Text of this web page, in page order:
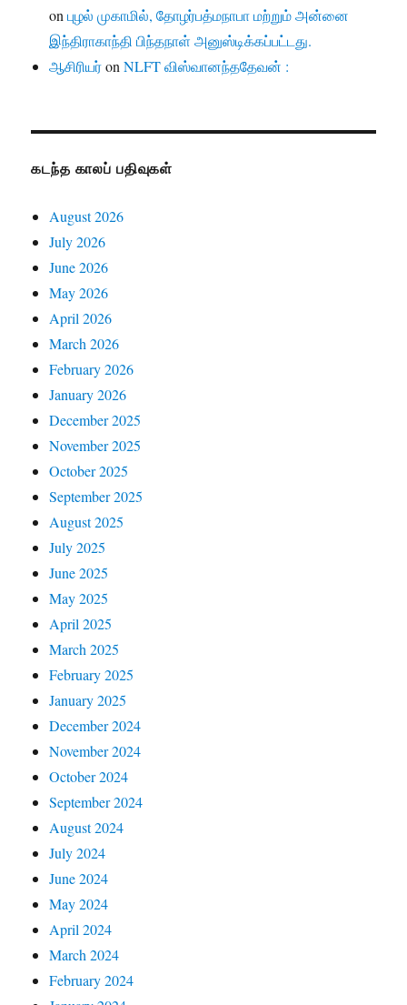
onபுழல் முகாமில், தோழர்பத்மநாபா மற்றும் அன்னை
இந்திராகாந்தி பிந்தநாள் அனுஸ்டிக்கப்பட்டது.
ஆசிரியர்onNLFT விஸ்வானந்ததேவன் :
கடந்த காலப் பதிவுகள்
August 2026
July 2026
June 2026
May 2026
April 2026
March 2026
February 2026
January 2026
December 2025
November 2025
October 2025
September 2025
August 2025
July 2025
June 2025
May 2025
April 2025
March 2025
February 2025
January 2025
December 2024
November 2024
October 2024
September 2024
August 2024
July 2024
June 2024
May 2024
April 2024
March 2024
February 2024